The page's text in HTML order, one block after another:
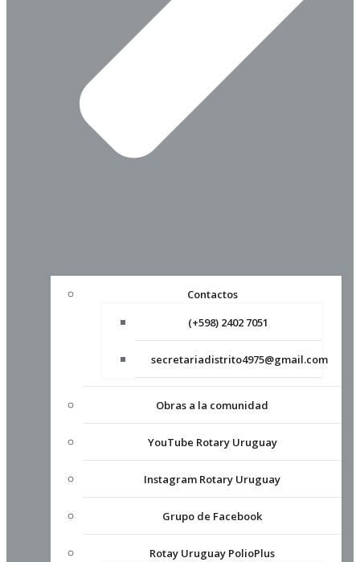
Contactos
(+598) 2402 7051
secretariadistrito4975@gmail.com
Obras a la comunidad
YouTube Rotary Uruguay
Instagram Rotary Uruguay
Grupo de Facebook
Rotay Uruguay PolioPlus